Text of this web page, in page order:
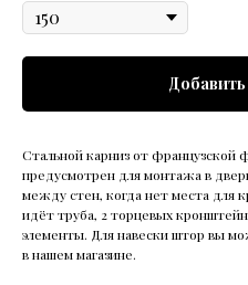
Стальной карниз от французской
предусмотрен для монтажа в
между стен, когда нет места для
идёт труба, 2 торцевых
элементы. Для навески штор вы
в нашем магазине.